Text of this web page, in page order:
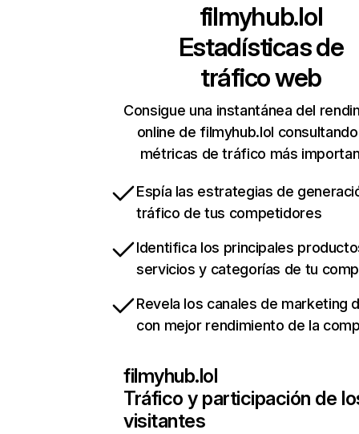
filmyhub.lol
Estadísticas de
tráfico web
Consigue una instantánea del
online de filmyhub.lol
métricas de tráfico más
Espía las estrategias de
tráfico de tus competidores
Identifica los principales
servicios y categorías de tu
Revela los canales de marketing
con mejor rendimiento de la
filmyhub.lol
Tráfico y participación de
visitantes